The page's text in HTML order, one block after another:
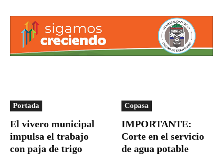
Portada
El vivero municipal
impulsa el trabajo
con paja de trigo
Copasa
IMPORTANTE:
Corte en el servicio
de agua potable